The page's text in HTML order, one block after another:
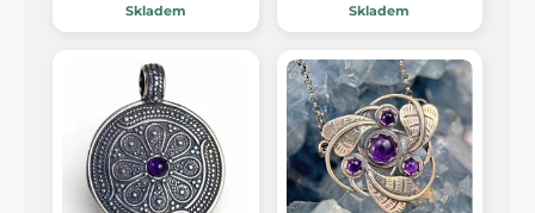
Skladem Skladem